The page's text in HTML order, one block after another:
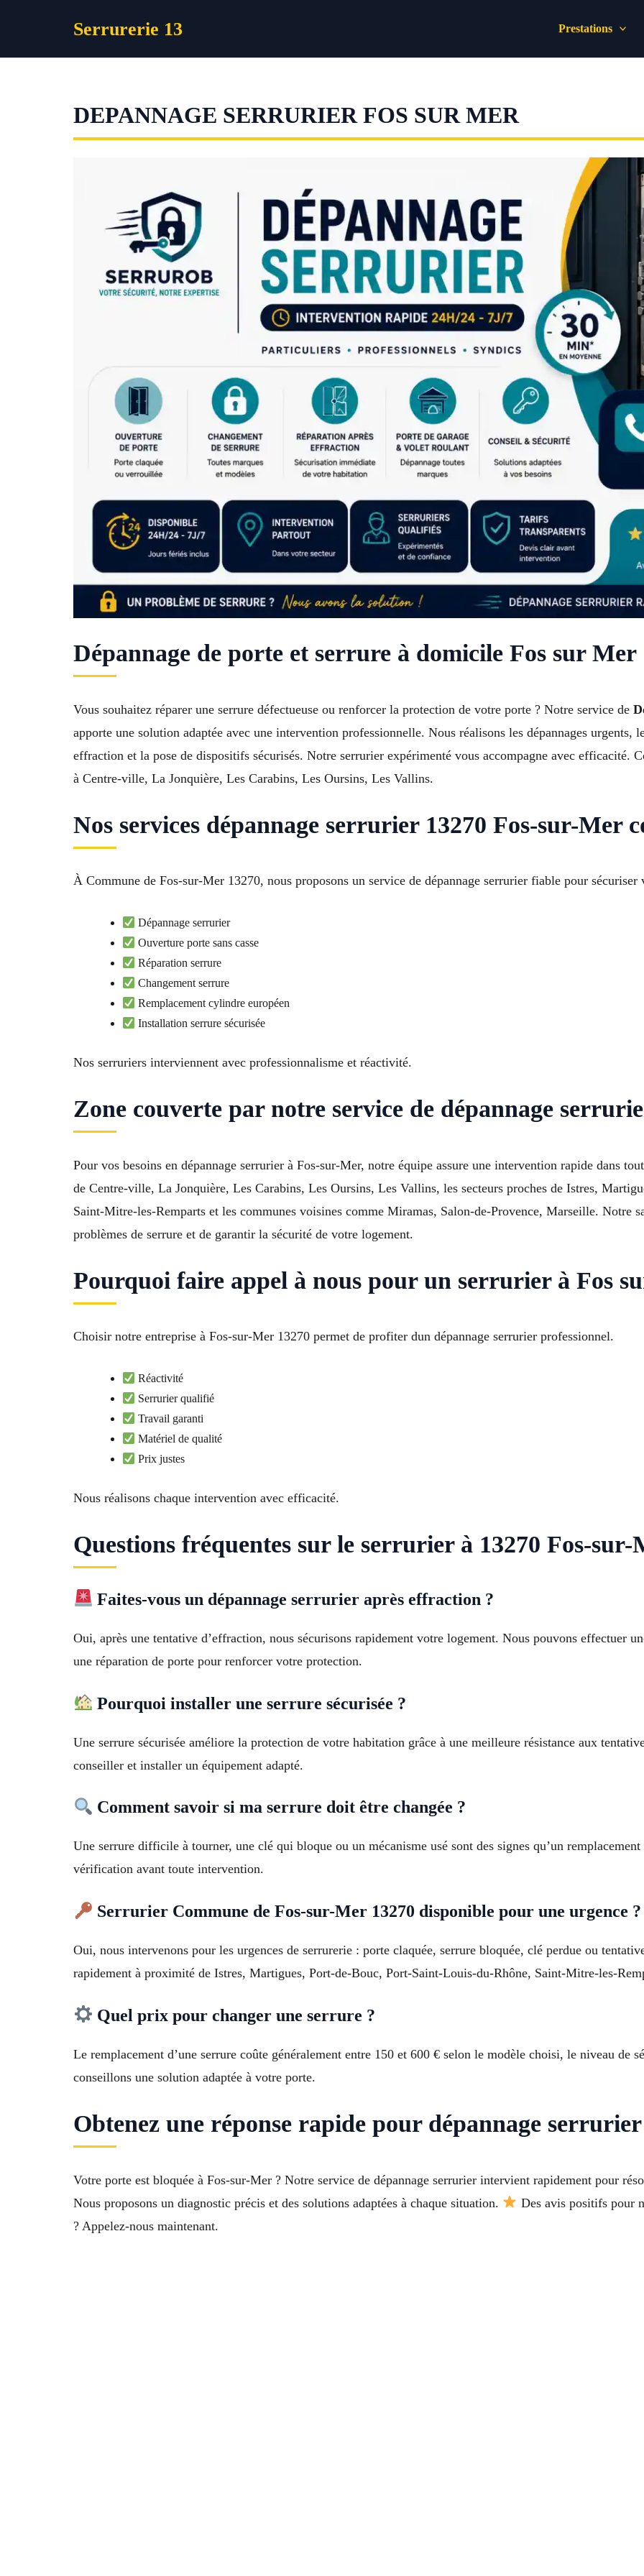
Serrurerie 13 Prestations
DEPANNAGE SERRURIER FOS SUR MER
Dépannage de porte et serrure à domicile Fos sur Mer
Vous souhaitez réparer une serrure défectueuse ou renforcer la protection de votre porte ? Notre service de
apporte une solution adaptée avec une intervention professionnelle. Nous réalisons les dépannages urgents,
effraction et la pose de dispositifs sécurisés. Notre serrurier expérimenté vous accompagne avec efficacité.
à Centre-ville, La Jonquière, Les Carabins, Les Oursins, Les Vallins.
Nos services dépannage serrurier 13270 Fos-sur-Mer
À Commune de Fos-sur-Mer 13270, nous proposons un service de dépannage serrurier fiable pour sécuriser
Dépannage serrurier
Ouverture porte sans casse
Réparation serrure
Changement serrure
Remplacement cylindre européen
Installation serrure sécurisée
Nos serruriers interviennent avec professionnalisme et réactivité.
Zone couverte par notre service de dépannage
Pour vos besoins en dépannage serrurier à Fos-sur-Mer, notre équipe assure une intervention rapide dans
de Centre-ville, La Jonquière, Les Carabins, Les Oursins, Les Vallins, les secteurs proches de Istres,
Saint-Mitre-les-Remparts et les communes voisines comme Miramas, Salon-de-Provence, Marseille. Notre
problèmes de serrure et de garantir la sécurité de votre logement.
Pourquoi faire appel à nous pour un serrurier à Fos
Choisir notre entreprise à Fos-sur-Mer 13270 permet de profiter dun dépannage serrurier professionnel.
Réactivité
Serrurier qualifié
Travail garanti
Matériel de qualité
Prix justes
Nous réalisons chaque intervention avec efficacité.
Questions fréquentes sur le serrurier à 13270 Fos-sur-
Faites-vous un dépannage serrurier après effraction ?
Oui, après une tentative d’effraction, nous sécurisons rapidement votre logement. Nous pouvons effectuer
une réparation de porte pour renforcer votre protection.
Pourquoi installer une serrure sécurisée ?
Une serrure sécurisée améliore la protection de votre habitation grâce à une meilleure résistance aux
conseiller et installer un équipement adapté.
Comment savoir si ma serrure doit être changée ?
Une serrure difficile à tourner, une clé qui bloque ou un mécanisme usé sont des signes qu’un
vérification avant toute intervention.
Serrurier Commune de Fos-sur-Mer 13270 disponible pour une urgence ?
Oui, nous intervenons pour les urgences de serrurerie : porte claquée, serrure bloquée, clé perdue ou
rapidement à proximité de Istres, Martigues, Port-de-Bouc, Port-Saint-Louis-du-Rhône, Saint-Mitre-les-
Quel prix pour changer une serrure ?
Le remplacement d’une serrure coûte généralement entre 150 et 600 € selon le modèle choisi, le niveau de
conseillons une solution adaptée à votre porte.
Obtenez une réponse rapide pour dépannage
Votre porte est bloquée à Fos-sur-Mer ? Notre service de dépannage serrurier intervient rapidement pour
Nous proposons un diagnostic précis et des solutions adaptées à chaque situation.
Des avis positifs pour
? Appelez-nous maintenant.